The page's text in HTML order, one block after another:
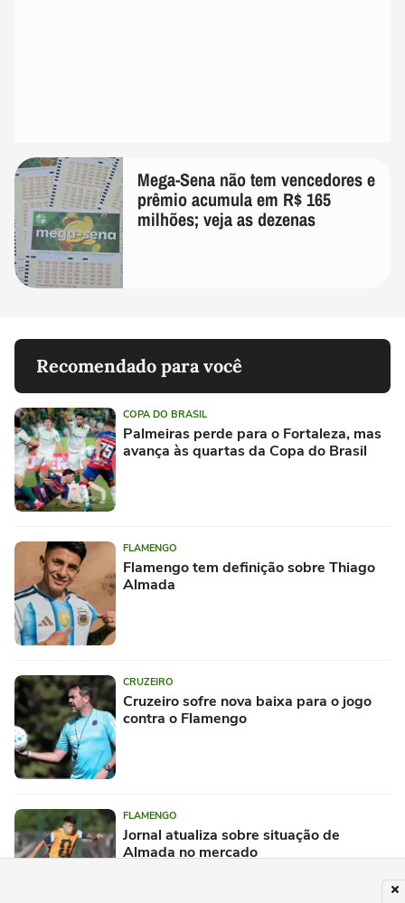
Mega-Sena não tem vencedores e
prêmio acumula em R$ 165
milhões; veja as dezenas
Recomendado para você
COPA DO BRASIL
Palmeiras perde para o Fortaleza, mas
avança às quartas da Copa do Brasil
FLAMENGO
Flamengo tem definição sobre Thiago
Almada
CRUZEIRO
Cruzeiro sofre nova baixa para o jogo
contra o Flamengo
FLAMENGO
Jornal atualiza sobre situação de
Almada no mercado